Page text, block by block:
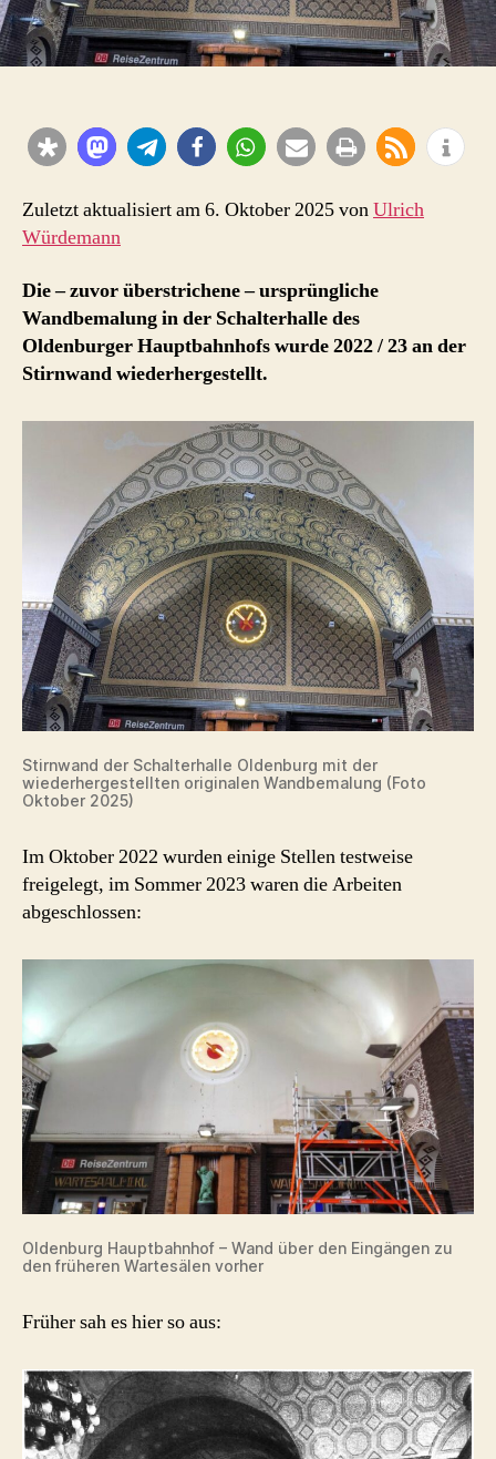
Zuletzt aktualisiert am 6. Oktober 2025 vonUlrich
Würdemann
Die – zuvor überstrichene – ursprüngliche
Wandbemalung in der Schalterhalle des
Oldenburger Hauptbahnhofs wurde 2022 / 23 an der
Stirnwand wiederhergestellt.
Stirnwand der Schalterhalle Oldenburg mit der
wiederhergestellten originalen Wandbemalung (Foto
Oktober 2025)
Im Oktober 2022 wurden einige Stellen testweise
freigelegt, im Sommer 2023 waren die Arbeiten
abgeschlossen:
Oldenburg Hauptbahnhof – Wand über den Eingängen zu
den früheren Wartesälen vorher
Früher sah es hier so aus: